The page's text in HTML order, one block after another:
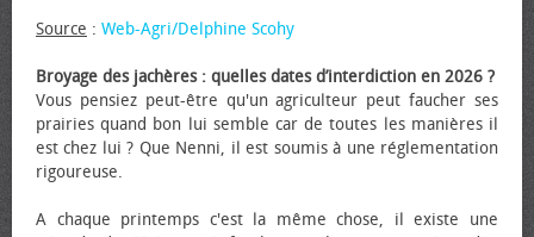
Source : Web-Agri/Delphine Scohy
Broyage des jachères : quelles dates d’interdiction en 2026 ?
Vous pensiez peut-être qu'un agriculteur peut faucher ses
prairies quand bon lui semble car de toutes les manières il
est chez lui ? Que Nenni, il est soumis à une réglementation
rigoureuse.
A chaque printemps c'est la même chose, il existe une